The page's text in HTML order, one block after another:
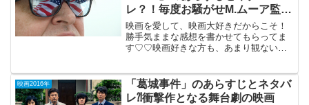
レ？！毎度お騒がせM.ムーア監督
の最新作。
映画を愛して、映画大好きだからこそ！
勝手気ままな感想を書かせてもらってま
す♡♡映画好きな方も、あまり観ない方
（PG-12）2016年5月27日公開（119分）
「ボー...
映画2016年
「葛城事件」のあらすじとネタバ
レ⁈衝撃作となる舞台劇の映画